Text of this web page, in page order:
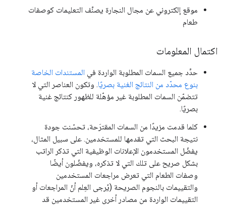
موقع إلكتروني عن مجال النجارة يصنِّف التعليمات كوصفات
طعام
اكتمال المعلومات
حدِّد جميع السمات المطلوبة الواردة في المستندات الخاصة
بنوع محدّد من النتائج الغنية بصريًا. وتكون العناصر التي لا
تتضمّن السمات المطلوبة غير مؤهّلة للظهور كنتائج غنية
بصريًا.
كلما قدمت مزيدًا من السمات المقترَحة، تحسّنت جودة
نتيجة البحث التي تقدمها للمستخدمين. على سبيل المثال،
يفضّل المستخدمون الإعلانات الوظيفية التي تذكر الراتب
بشكل صريح على تلك التي لا تذكره، ويفضّلون أيضًا
وصفات الطعام التي تعرض مراجعات المستخدمين
والتقييمات بالنجوم الصريحة (يُرجى العِلم أنّ المراجعات أو
التقييمات الواردة من مصادر أخرى غير المستخدمين قد